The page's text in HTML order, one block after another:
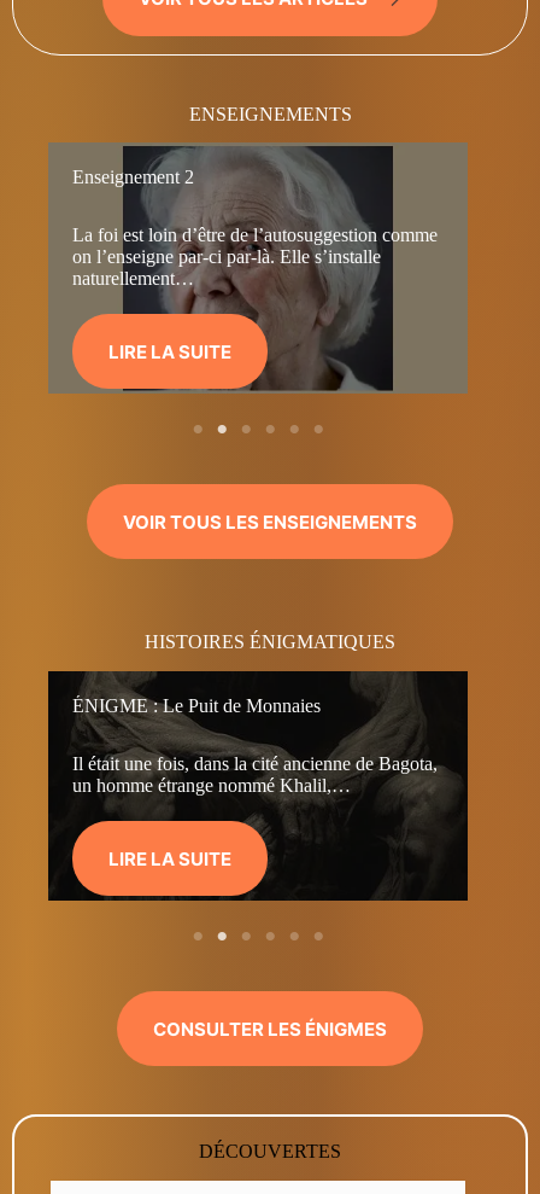
ENSEIGNEMENTS
Enseignement 2
La foi est loin d’être de l’autosuggestion comme
on l’enseigne par-ci par-là. Elle s’installe
naturellement…
LIRE LA SUITE
VOIR TOUS LES ENSEIGNEMENTS
HISTOIRES ÉNIGMATIQUES
ÉNIGME : Le Puit de Monnaies
Il était une fois, dans la cité ancienne de Bagota,
un homme étrange nommé Khalil,…
LIRE LA SUITE
CONSULTER LES ÉNIGMES
DÉCOUVERTES